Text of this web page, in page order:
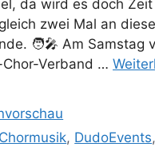
da wird es doch
zwei Mal an
🧑‍🎤 Am Samstag
Verband …
Chormusik, DudoEvents,